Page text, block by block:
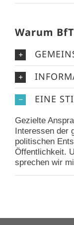
Warum
EINE
Gezielte
Interessen der
politischen
Öffentlichkeit.
sprechen wir